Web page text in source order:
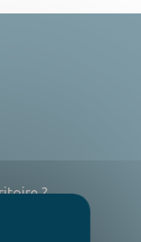
?
juste ici.